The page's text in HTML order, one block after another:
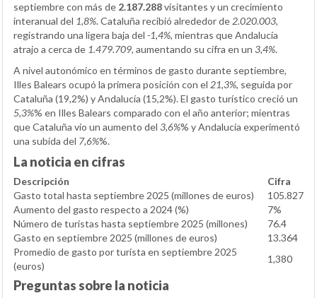
septiembre con más de 2.187.288visitantes y un crecimiento
interanual del 1,8%. Cataluña recibió alrededor de 2.020.003,
registrando una ligera baja del -1,4%, mientras que Andalucía
atrajo a cerca de 1.479.709, aumentando su cifra en un 3,4%.
A nivel autonómico en términos de gasto durante septiembre,
Illes Balears ocupó la primera posición con el 21,3%, seguida por
Cataluña (19,2%) y Andalucía (15,2%). El gasto turístico creció un
5,3%% en Illes Balears comparado con el año anterior; mientras
que Cataluña vio un aumento del 3,6%% y Andalucía experimentó
una subida del 7,6%%.
La noticia en cifras
Descripción
Cifra
Gasto total hasta septiembre 2025 (millones de euros)
105.827
Aumento del gasto respecto a 2024 (%)
7%
Número de turistas hasta septiembre 2025 (millones)
76.4
Gasto en septiembre 2025 (millones de euros)
13.364
Promedio de gasto por turista en septiembre 2025
(euros)
1,380
Preguntas sobre la noticia